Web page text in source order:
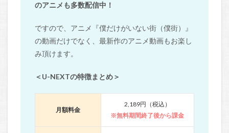
のアニメも多数配信中！
ですので、アニメ『僕だけがいない街（僕街）』
の動画だけでなく、最新作のアニメ動画もお楽し
み頂けます。
＜U-NEXTの特徴まとめ＞
月額料金
2,189円（税込）
※無料期間終了後から課金